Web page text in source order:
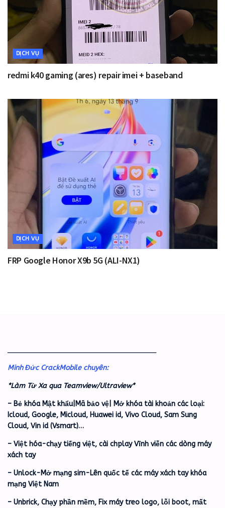
DỊCH VỤ
redmi k40 gaming (ares) repair imei + baseband
DỊCH VỤ
FRP Google Honor X9b 5G (ALI-NX1)
Minh Đức CrackMobile chuyên:
*Làm Từ Xa qua Teamview/Ultraview*
– Bẻ khóa Mật khẩu|Mã bảo vệ| Mở khóa tài khoản các loại:
Icloud, Google, Micloud, Huawei id, Vivo Cloud, Sam Sung
Cloud, Vin id (Vsmart)…
– Việt hóa-chạy tiếng việt, cài chplay Vĩnh viễn các dòng máy
xách tay
– Unlock-Mở mạng sim-Lên quốc tế các máy xách tay khóa
mạng Việt Nam
– Unbrick, Chạy phần mềm, Fix máy treo logo, lỗi boot, mất